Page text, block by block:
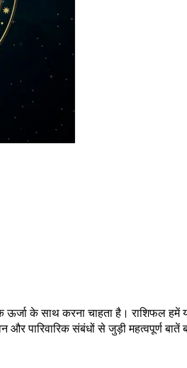
के साथ करना चाहता है। राशिफल
और पारिवारिक संबंधों से जुड़ी महत्वपूर्ण